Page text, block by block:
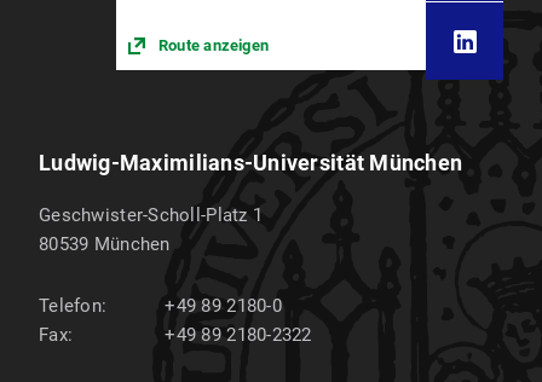
Route anzeigen
Ludwig-Maximilians-Universität München
Geschwister-Scholl-Platz 1
80539 München
Telefon:
+49 89 2180-0
Fax:
+49 89 2180-2322